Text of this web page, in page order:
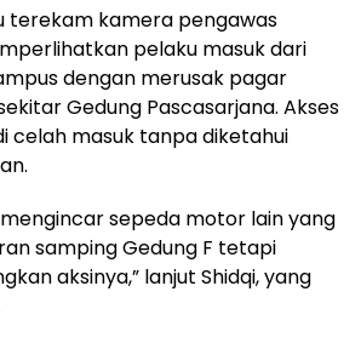
terekam kamera pengawas
pelaku masuk dari
dengan merusak pagar
Gedung Pascasarjana. Akses
celah masuk tanpa diketahui
sepeda motor lain yang
samping Gedung F tetapi
aksinya,” lanjut Shidqi, yang